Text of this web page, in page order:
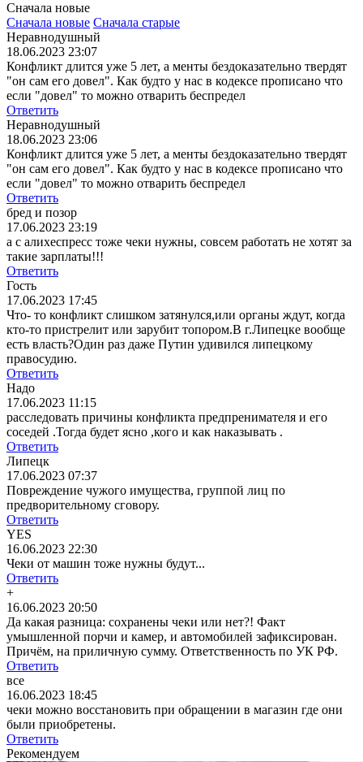
Сначала новые
Сначала новые Сначала старые
Неравнодушный
18.06.2023 23:07
Конфликт длится уже 5 лет, а менты бездоказательно твердят
"он сам его довел". Как будто у нас в кодексе прописано что
если "довел" то можно отварить беспредел
Ответить
Неравнодушный
18.06.2023 23:06
Конфликт длится уже 5 лет, а менты бездоказательно твердят
"он сам его довел". Как будто у нас в кодексе прописано что
если "довел" то можно отварить беспредел
Ответить
бред и позор
17.06.2023 23:19
а с алихеспресс тоже чеки нужны, совсем работать не хотят за
такие зарплаты!!!
Ответить
Гость
17.06.2023 17:45
Что- то конфликт слишком затянулся,или органы ждут, когда
кто-то пристрелит или зарубит топором.В г.Липецке вообще
есть власть?Один раз даже Путин удивился липецкому
правосудию.
Ответить
Надо
17.06.2023 11:15
расследовать причины конфликта предпренимателя и его
соседей .Тогда будет ясно ,кого и как наказывать .
Ответить
Липецк
17.06.2023 07:37
Повреждение чужого имущества, группой лиц по
предворительному сговору.
Ответить
YES
16.06.2023 22:30
Чеки от машин тоже нужны будут...
Ответить
+
16.06.2023 20:50
Да какая разница: сохранены чеки или нет?! Факт
умышленной порчи и камер, и автомобилей зафиксирован.
Причём, на приличную сумму. Ответственность по УК РФ.
Ответить
все
16.06.2023 18:45
чеки можно восстановить при обращении в магазин где они
были приобретены.
Ответить
Рекомендуем